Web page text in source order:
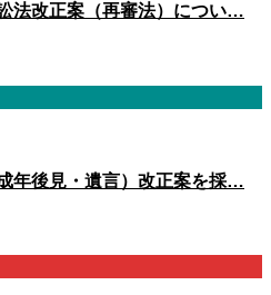
法改正案（再審法）につい…
年後見・遺言）改正案を採…